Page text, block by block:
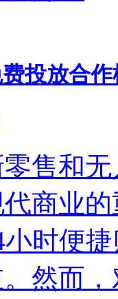
投放合
售和
商业
时便
然而